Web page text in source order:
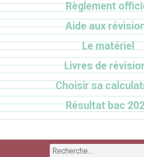
Règlement
Aide aux
Le matériel
Livres de
Choisir sa
Résultat bac